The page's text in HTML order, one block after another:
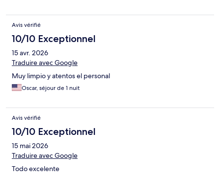
Avis vérifié
10/10 Exceptionnel
15 avr. 2026
Traduire avec Google
Muy limpio y atentos el personal
Oscar, séjour de 1 nuit
Avis vérifié
10/10 Exceptionnel
15 mai 2026
Traduire avec Google
Todo excelente